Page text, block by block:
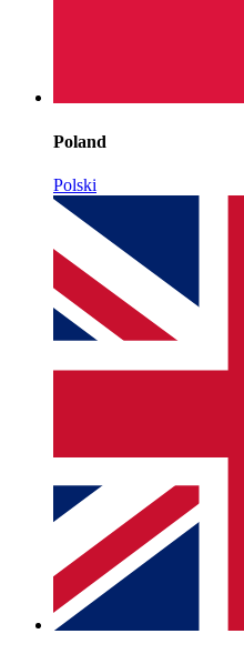
Poland
Polski